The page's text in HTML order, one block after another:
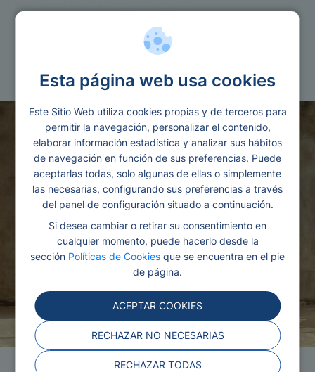
Esta página web usa cookies
Este Sitio Web utiliza cookies propias y de terceros para
permitir la navegación, personalizar el contenido,
elaborar información estadística y analizar sus hábitos
de navegación en función de sus preferencias. Puede
aceptarlas todas, solo algunas de ellas o simplemente
las necesarias, configurando sus preferencias a través
del panel de configuración situado a continuación.
Si desea cambiar o retirar su consentimiento en
cualquier momento, puede hacerlo desde la
sección Políticas de Cookies que se encuentra en el pie
de página.
ACEPTAR COOKIES
RECHAZAR NO NECESARIAS
RECHAZAR TODAS